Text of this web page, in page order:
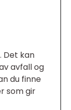
kan
avfall og
du finne
som gir